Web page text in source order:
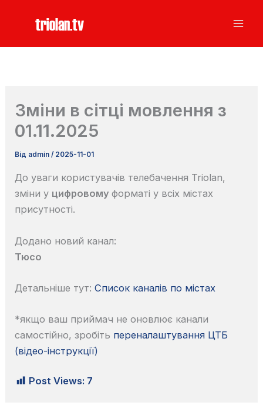
triolan.tv
Зміни в сітці мовлення з
01.11.2025
Від admin/ 2025-11-01
До уваги користувачів телебачення Triolan,
зміни у цифровомуформаті у всіх містах
присутності.
Додано новий канал:
Тюсо
Детальніше тут:Список каналів по містах
*якщо ваш приймач не оновлює канали
самостійно, зробіть переналаштування ЦТБ
(відео-інструкції)
Post Views: 7